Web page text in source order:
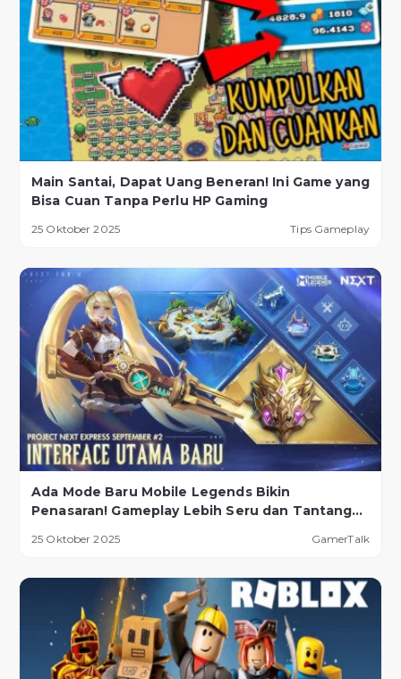
Main Santai, Dapat Uang Beneran! Ini Game yang
Bisa Cuan Tanpa Perlu HP Gaming
25 Oktober 2025 Tips Gameplay
Ada Mode Baru Mobile Legends Bikin
Penasaran! Gameplay Lebih Seru dan Tantangan
25 Oktober 2025 GamerTalk